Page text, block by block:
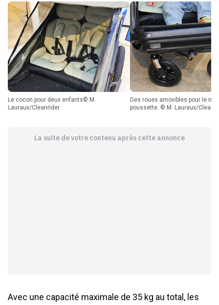
Le cocon pour deux enfants© M.
Lauraux/Cleanrider
Des roues amovibles pour le mode
poussette. © M. Lauraux/
La suite de votre contenu après cette annonce
Avec une capacité maximale de 35 kg au total, les